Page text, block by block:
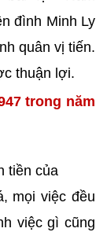
đình Minh Ly
quân vị tiến.
thuận lợi.
trong năm
tiền của
mọi việc đều
việc gì cũng